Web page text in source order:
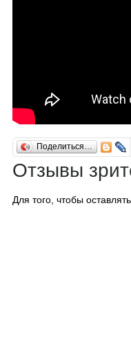
Поделиться…
Отзывы
Для того, чтобы